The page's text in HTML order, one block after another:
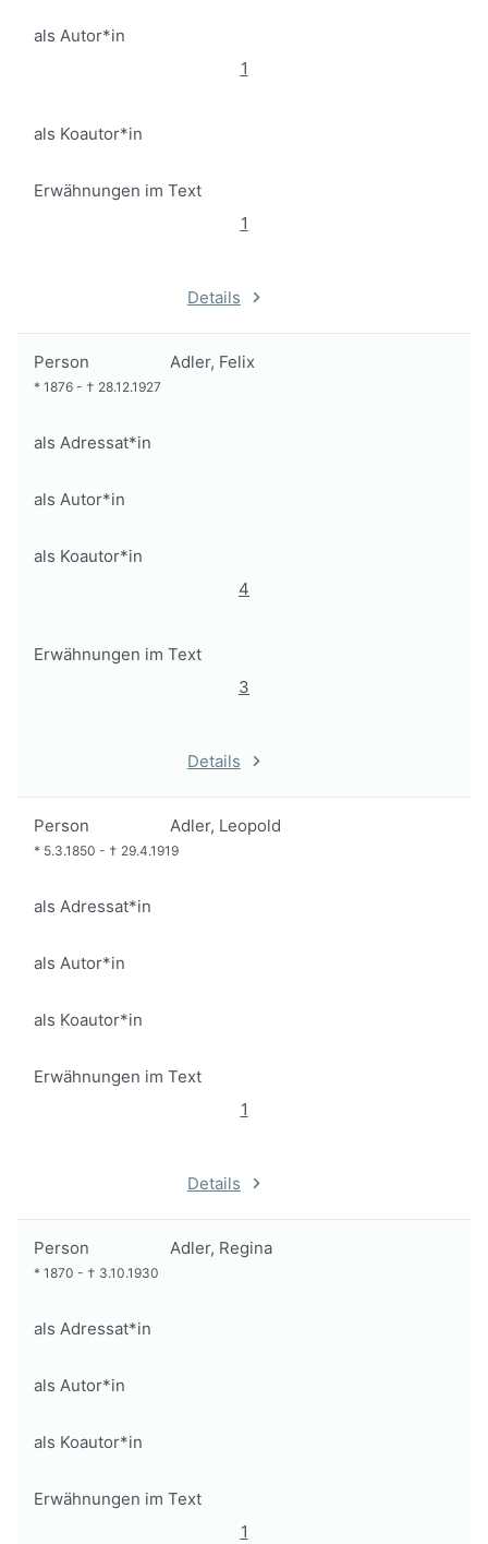
als Autor*in
1
als Koautor*in
Erwähnungen im Text
1
Details
Person Adler, Felix
* 1876 - † 28.12.1927
als Adressat*in
als Autor*in
als Koautor*in
4
Erwähnungen im Text
3
Details
Person Adler, Leopold
* 5.3.1850 - † 29.4.1919
als Adressat*in
als Autor*in
als Koautor*in
Erwähnungen im Text
1
Details
Person Adler, Regina
* 1870 - † 3.10.1930
als Adressat*in
als Autor*in
als Koautor*in
Erwähnungen im Text
1